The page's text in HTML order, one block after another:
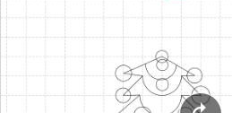
Abrir sesión